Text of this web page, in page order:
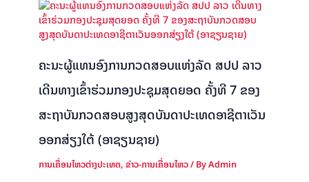
ຄະນະຜູ້ແທນອົງການກວດສອບແຫ່ງລັດ ສປປ ລາວ
ເດີນທາງເຂົ້າຮ່ວມກອງປະຊຸມສຸດຍອດ ຄັ້ງທີ 7 ຂອງ
ສະຖາບັນກວດສອບສູງສຸດບັນດາປະເທດອາຊີຕາເວັນ
ອອກສ່ຽງໃຕ້ (ອາຊຽນຊາຍ)
ການເຄື່ອນໄຫວຕ່າງປະເທດ,ຂ່າວ-ການເຄື່ອນໄຫວ/ ByAdmin